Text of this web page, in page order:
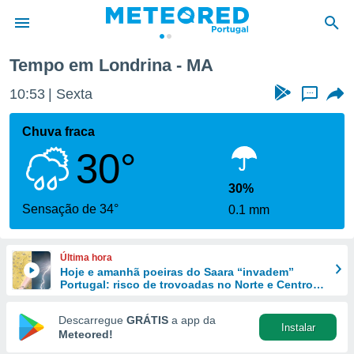
da
foi
fornecidas
a este
das
e
forma
digital
Tempo em Londrina - MA
10:53 Sexta ...
Chuva fraca
30°
Sensação de 34°
30%
0.1 mm
Última hora
Hoje e amanhã poeiras do Saara “invadem”
Portugal: risco de trovoadas no Norte e Centro
Descarregue GRÁTIS a app da
Meteored!
Instalar